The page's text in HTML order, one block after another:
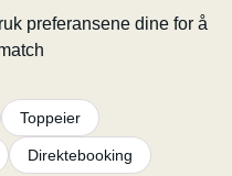
preferansene dine for å
Toppeier
Direktebooking